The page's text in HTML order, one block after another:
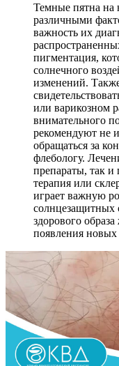
Темные пятна на
различными
важность их
пигментация,
солнечного
изменений.
или варикозном
внимательного
рекомендуют не
обращаться за
флебологу.
препараты, так и
терапия или
играет важную
солнцезащитных
здорового
появления новых